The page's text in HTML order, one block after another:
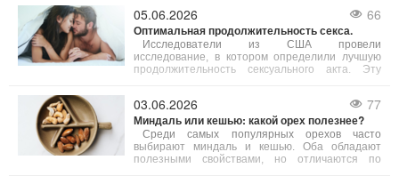
для миндалин. Однако эксперт подчеркивает,
что одно потребление мороженого в месяц не
принесет желаемого эффекта — необходимо
постоянство в употреблении.
05.06.2026 66
Оптимальная продолжительность секса.
Исследователи из США провели
исследование, в котором определили лучшую
продолжительность сексуального акта. Эту
03.06.2026 77
Миндаль или кешью: какой орех полезнее?
Среди самых популярных орехов часто
выбирают миндаль и кешью. Оба обладают
полезными свойствами, но отличаются по